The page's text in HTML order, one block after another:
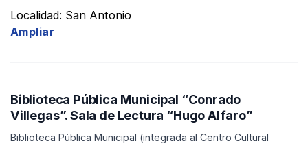
Localidad: San Antonio
Ampliar
Biblioteca Pública Municipal “Conrado
Villegas”. Sala de Lectura “Hugo Alfaro”
Biblioteca Pública Municipal (integrada al Centro Cultural